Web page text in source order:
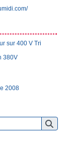
sur 400 V Tri
380V
2008